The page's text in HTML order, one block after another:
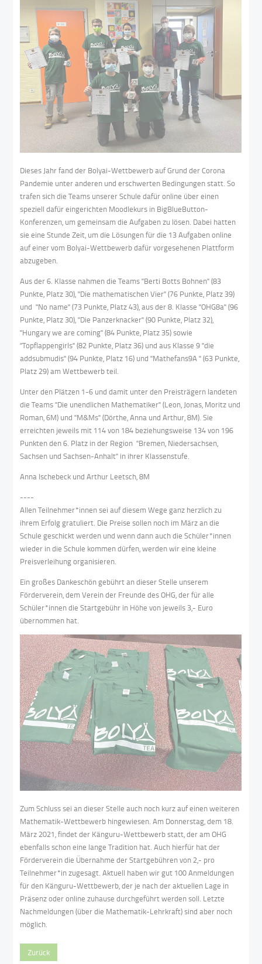
Dieses Jahr fand der Bolyai-Wettbewerb auf Grund der Corona
Pandemie unter anderen und erschwerten Bedingungen statt. So
trafen sich die Teams unserer Schule dafür online über einen
speziell dafür eingerichten Moodlekurs in BigBlueButton-
Konferenzen, um gemeinsam die Aufgaben zu lösen. Dabei hatten
sie eine Stunde Zeit, um die Lösungen für die 13 Aufgaben online
auf einer vom Bolyai-Wettbewerb dafür vorgesehenen Plattform
abzugeben.
Aus der 6. Klasse nahmen die Teams "Berti Botts Bohnen" (83
Punkte, Platz 30), "Die mathematischen Vier" (76 Punkte, Platz 39)
und "No name" (73 Punkte, Platz 43), aus der 8. Klasse "OHG8a" (96
Punkte, Platz 30), "Die Panzerknacker" (90 Punkte, Platz 32),
"Hungary we are coming" (84 Punkte, Platz 35) sowie
"Topflappengirls" (82 Punkte, Platz 36) und aus Klasse 9 "die
addsubmudis" (94 Punkte, Platz 16) und "Mathefans9A " (63 Punkte,
Platz 29) am Wettbewerb teil.
Unter den Plätzen 1-6 und damit unter den Preisträgern landeten
die Teams "Die unendlichen Mathematiker" (Leon, Jonas, Moritz und
Roman, 6M) und "M&Ms" (Dörthe, Anna und Arthur, 8M). Sie
erreichten jeweils mit 114 von 184 beziehungsweise 134 von 196
Punkten den 6. Platz in der Region "Bremen, Niedersachsen,
Sachsen und Sachsen-Anhalt" in ihrer Klassenstufe.
Anna Ischebeck und Arthur Leetsch, 8M
----
Allen Teilnehmer*innen sei auf diesem Wege ganz herzlich zu
ihrem Erfolg gratuliert. Die Preise sollen noch im März an die
Schule geschickt werden und wenn dann auch die Schüler*innen
wieder in die Schule kommen dürfen, werden wir eine kleine
Preisverleihung organisieren.
Ein großes Dankeschön gebührt an dieser Stelle unserem
Förderverein, dem Verein der Freunde des OHG, der für alle
Schüler*innen die Startgebühr in Höhe von jeweils 3,- Euro
übernommen hat.
Zum Schluss sei an dieser Stelle auch noch kurz auf einen weiteren
Mathematik-Wettbewerb hingewiesen. Am Donnerstag, dem 18.
März 2021, findet der Känguru-Wettbewerb statt, der am OHG
ebenfalls schon eine lange Tradition hat. Auch hierfür hat der
Förderverein die Übernahme der Startgebühren von 2,- pro
Teilnehmer*in zugesagt. Aktuell haben wir gut 100 Anmeldungen
für den Känguru-Wettbewerb, der je nach der aktuellen Lage in
Präsenz oder online zuhause durchgeführt werden soll. Letzte
Nachmeldungen (über die Mathematik-Lehrkraft) sind aber noch
möglich.
Zurück